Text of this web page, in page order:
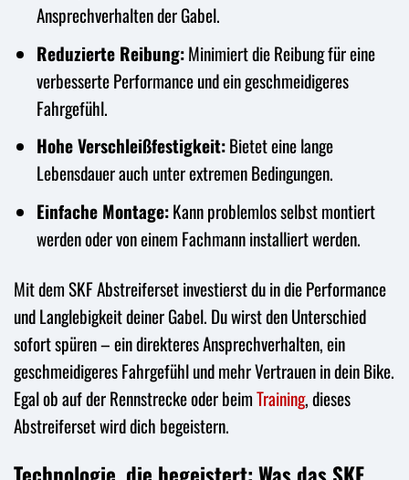
Ansprechverhalten der Gabel.
Reduzierte Reibung:Minimiert die Reibung für eine
verbesserte Performance und ein geschmeidigeres
Fahrgefühl.
Hohe Verschleißfestigkeit:Bietet eine lange
Lebensdauer auch unter extremen Bedingungen.
Einfache Montage:Kann problemlos selbst montiert
werden oder von einem Fachmann installiert werden.
Mit dem SKF Abstreiferset investierst du in die Performance
und Langlebigkeit deiner Gabel. Du wirst den Unterschied
sofort spüren – ein direkteres Ansprechverhalten, ein
geschmeidigeres Fahrgefühl und mehr Vertrauen in dein Bike.
Egal ob auf der Rennstrecke oder beimTraining, dieses
Abstreiferset wird dich begeistern.